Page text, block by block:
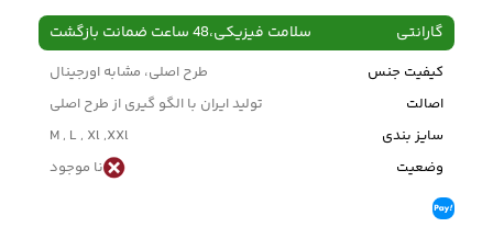
گارانتی سلامت فیزیکی،48 ساعت ضمانت بازگشت
کیفیت جنس
طرح اصلی، مشابه اورجینال
اصالت
تولید ایران با الگو گیری از طرح اصلی
سایز بندی
M , L , Xl ,XXl
وضعیت
نا موجود